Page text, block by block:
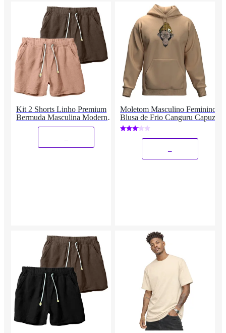
Kit 2 Shorts Linho Premium
Bermuda Masculina Moderno
e Leve
Moletom Masculino Feminino
Blusa de Frio Canguru Capuz